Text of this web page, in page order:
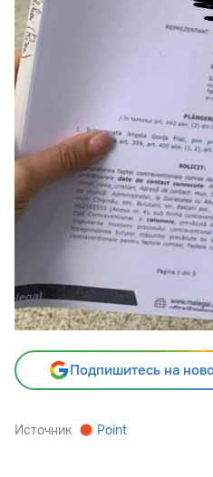
Подпишитесь на
Источник Point